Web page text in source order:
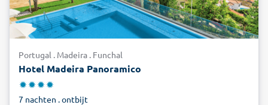
Portugal . Madeira . Funchal
Hotel Madeira Panoramico
7 nachten . ontbijt